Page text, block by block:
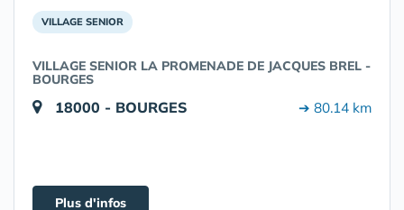
VILLAGE SENIOR
VILLAGE SENIOR LA PROMENADE DE JACQUES BREL -
BOURGES
18000 - BOURGES ➔ 80.14 km
Plus d'infos